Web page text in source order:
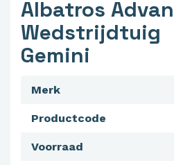
Albatros
Wedstrijdtuig
Gemini
Merk
Productcode
Voorraad